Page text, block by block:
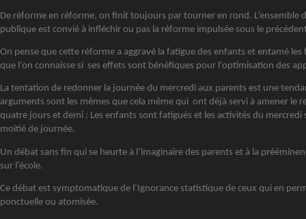
De réforme en réforme, on finit toujours par tourner en rond. L’ensemble
publique est convié à infléchir ou pas la réforme impulsée sous le
On pense que cette réforme a aggravé la fatigue des enfants et entamé
que l’on connaisse si ses effets sont bénéfiques pour l’optimisation des
La tentation de redonner la journée du mercredi aux parents est une
arguments sont les mêmes que cela même qui ont déjà servi à amener le
quatre jours et demi : Les enfants sont fatigués et les activités du mercredi
moitié de journée.
Un débat sans fin qui se heurte à l’imaginaire des parents et à la
sur l’école.
Ce débat est symptomatique de l’Ignorance statistique de ceux qui en
ponctuelle ou atomisée.